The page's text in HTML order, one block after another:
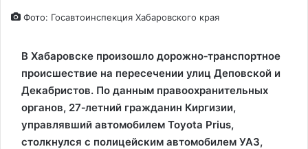
Фото: Госавтоинспекция Хабаровского края
В Хабаровске произошло дорожно‑транспортное
происшествие на пересечении улиц Деповской и
Декабристов. По данным правоохранительных
органов, 27‑летний гражданин Киргизии,
управлявший автомобилем Toyota Prius,
столкнулся с полицейским автомобилем УАЗ,